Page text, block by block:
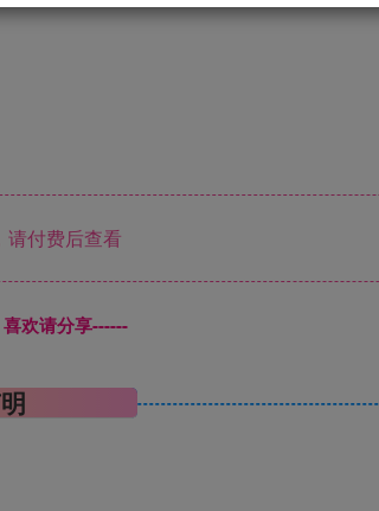
请付费后查看
欢请分享------